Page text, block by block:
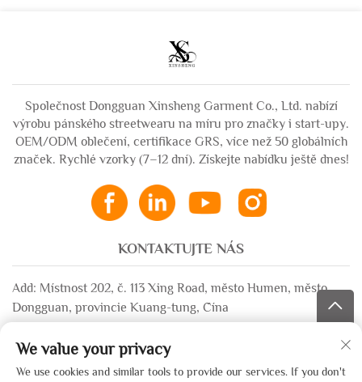
Společnost Dongguan Xinsheng Garment Co., Ltd. nabízí
výrobu pánského streetwearu na míru pro značky i start-upy.
OEM/ODM oblečení, certifikace GRS, více než 50 globálních
značek. Rychlé vzorky (7–12 dní). Získejte nabídku ještě dnes!
KONTAKTUJTE NÁS
Add: Místnost 202, č. 113 Xing Road, město Humen, město
Dongguan, provincie Kuang-tung, Čína
+86-13532483058
We value your privacy
We use cookies and similar tools to provide our services. If you don't